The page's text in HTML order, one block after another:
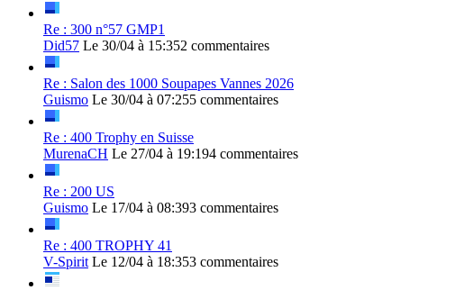
Re : 300 n°57 GMP1
Did57 Le 30/04 à 15:352 commentaires
Re : Salon des 1000 Soupapes Vannes 2026
Guismo Le 30/04 à 07:255 commentaires
Re : 400 Trophy en Suisse
MurenaCH Le 27/04 à 19:194 commentaires
Re : 200 US
Guismo Le 17/04 à 08:393 commentaires
Re : 400 TROPHY 41
V-Spirit Le 12/04 à 18:353 commentaires